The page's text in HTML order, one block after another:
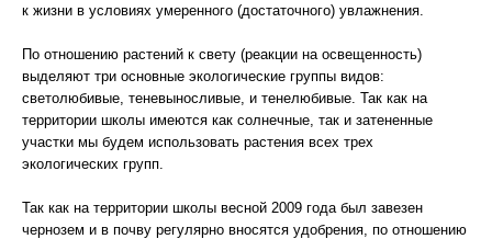
к жизни в условиях умеренного (достаточного) увлажнения.
По отношению растений к свету (реакции на освещенность)
выделяют три основные экологические группы видов:
светолюбивые, теневыносливые, и тенелюбивые. Так как на
территории школы имеются как солнечные, так и затененные
участки мы будем использовать растения всех трех
экологических групп.
Так как на территории школы весной 2009 года был завезен
чернозем и в почву регулярно вносятся удобрения, по отношению